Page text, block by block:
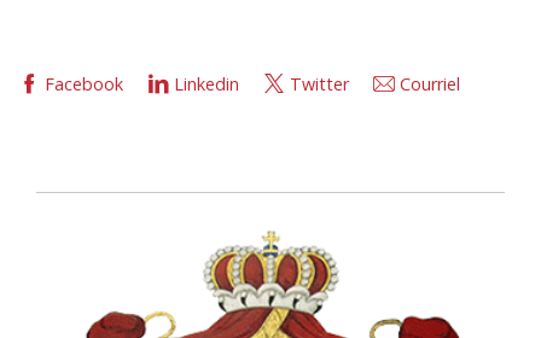
Facebook Linkedin Twitter Courriel